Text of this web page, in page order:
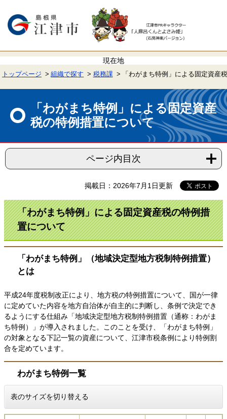
で
ば
本トップページ 組織で探す 税務課 「わがまち特例」による固定資産
「わがまち特例」による固定資産
税の特例措置について
ページ内目次
掲載日：2026年7月1日更新
「わがまち特例」による固定資産税の特例措
置について
「わがまち特例」（地域決定型地方税制特例措置）
とは
平成24年度税制改正により、地方税の特例措置について、国が一律
に定めていた内容を地方自治体が自主的に判断し、条例で決定でき
るようにする仕組み「地域決定型地方税制特例措置（通称：わがま
ち特例）」が導入されました。このことを受け、「わがまち特例」
の対象となる下記一覧の資産について、江津市税条例により特例割
合を定めています。
わがまち特例一覧
表のサイズを切り替える